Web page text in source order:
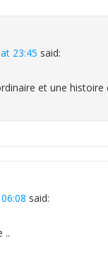
23:45 said:
et une
said:
..